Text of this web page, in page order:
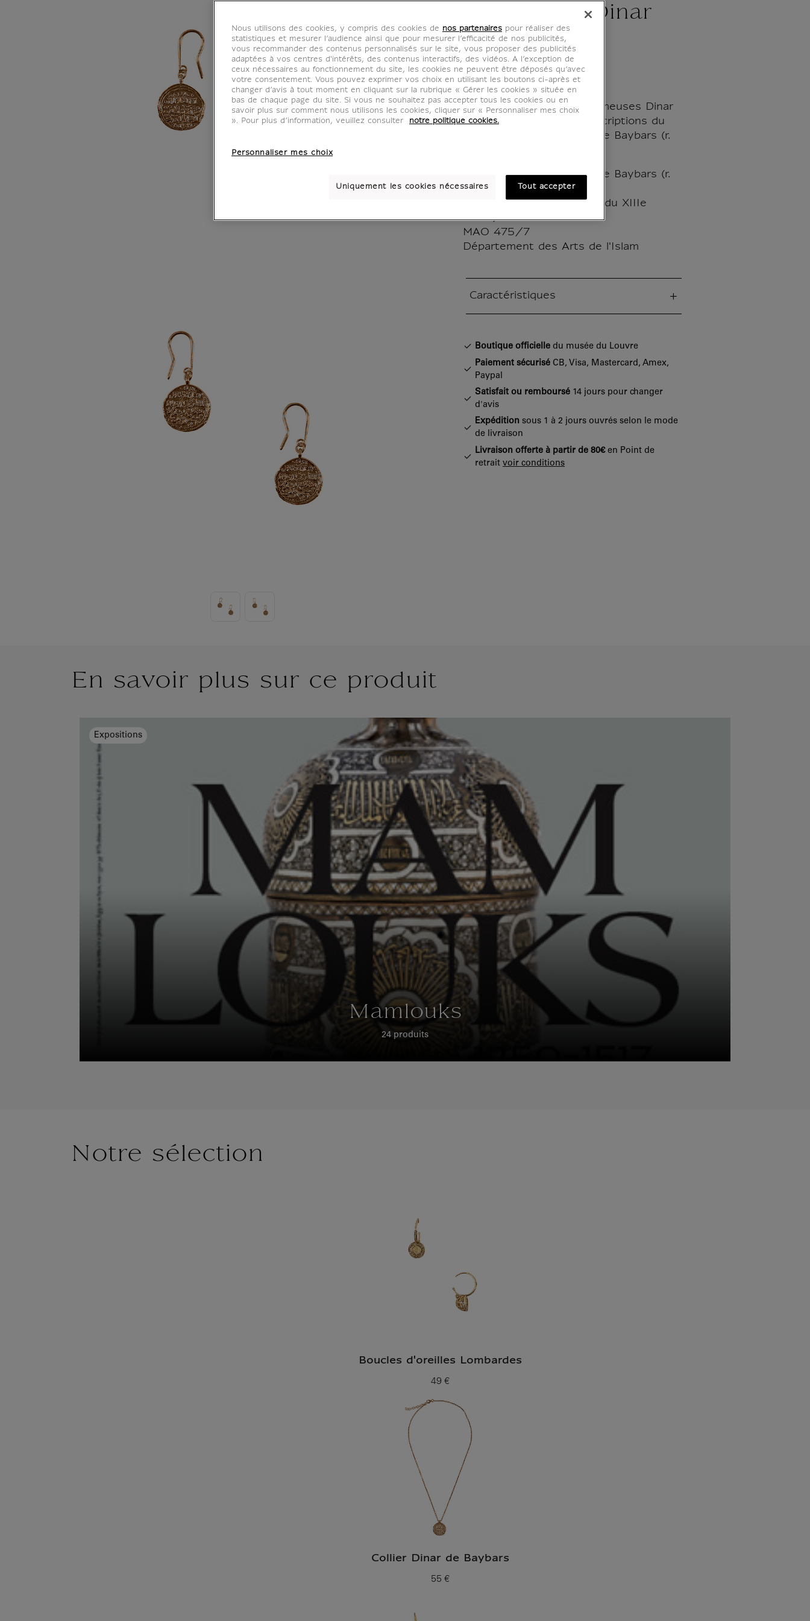
dormeuses Dinar
de Baybars
BW400561
Les boucles d'oreilles dormeuses Dinar
de Baybar reprend les inscriptions du
Dinar mamelouk au nom de Baybars (r.
Dinar mamelouk au nom de Baybars (r.
1260-1277)
1250 / 1275 (3ème quart du XIIIe
siècle)
MAO 475/7
Département des Arts de l'Islam
Caractéristiques
Boutique officielle du musée du Louvre
Paiement sécurisé CB, Visa, Mastercard, Amex,
Paypal
Satisfait ou remboursé 14 jours pour changer
d'avis
Expédition sous 1 à 2 jours ouvrés selon le mode
de livraison
Livraison offerte à partir de 80€en Point de
retrait voir conditions
Notre sélection
Boucles d'oreilles Lombardes
Prix ​​actuel
49 €
Collier Dinar de Baybars
Prix ​​actuel
55 €
En savoir plus sur ce produit
Expositions
Mamlouks
24 produits
Nous utilisons des cookies, y compris des cookies de nos partenaires pour réaliser des
statistiques et mesurer l’audience ainsi que pour mesurer l’efficacité de nos publicités,
vous recommander des contenus personnalisés sur le site, vous proposer des publicités
adaptées à vos centres d'intérêts, des contenus interactifs, des vidéos. A l’exception de
ceux nécessaires au fonctionnement du site, les cookies ne peuvent être déposés qu’avec
votre consentement. Vous pouvez exprimer vos choix en utilisant les boutons ci-après et
changer d’avis à tout moment en cliquant sur la rubrique « Gérer les cookies » située en
bas de chaque page du site. Si vous ne souhaitez pas accepter tous les cookies ou en
savoir plus sur comment nous utilisons les cookies, cliquer sur « Personnaliser mes choix
». Pour plus d’information, veuillez consulter
notre politique cookies.
Personnaliser mes choix
Uniquement les cookies nécessaires Tout accepter